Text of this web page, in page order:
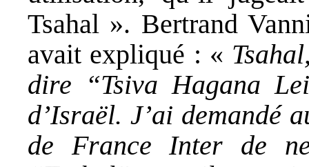
Tsahal ». Bertrand
avait expliqué : «
dire “Tsiva Hagana
d’Israël. J’ai demandé
de France Inter de